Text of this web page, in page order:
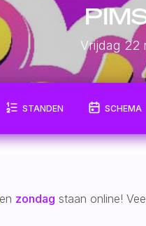
Vrijdag 22
STANDEN SCHEMA
en zondag staan online!